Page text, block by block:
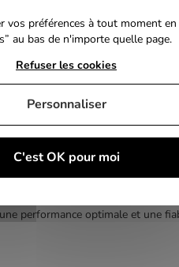
!
de tablettes neuves et
répond à vos besoins. Notre
performance optimale et une
vos préférences à tout moment
au bas de n'importe quelle page.
C'est OK pour moi
Refuser les cookies
Personnaliser